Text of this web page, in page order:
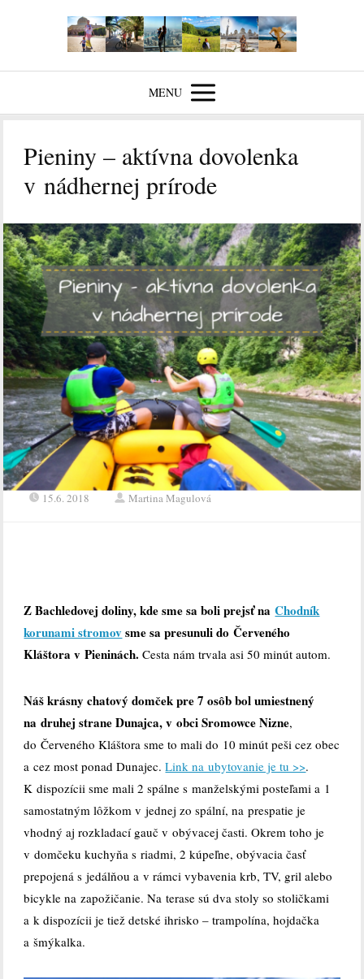
MENU
Pieniny – aktívna dovolenka
v nádhernej prírode
15.6. 2018 Martina Magulová
Z Bachledovej doliny, kde sme sa boli prejsť naChodník
korunami stromovsme sa presunuli do Červeného
Kláštora v Pieninách. Cesta nám trvala asi 50 minút autom.
Náš krásny chatový domček pre 7 osôb bol umiestnený
na druhej strane Dunajca, v obci Sromowce Nizne,
do Červeného Kláštora sme to mali do 10 minút peši cez obec
a cez most ponad Dunajec.Link na ubytovanie je tu >>.
K dispozícii sme mali 2 spálne s manželskými posteľami a 1
samostatným lôžkom v jednej zo spální, na prespatie je
vhodný aj rozkladací gauč v obývacej časti. Okrem toho je
v domčeku kuchyňa s riadmi, 2 kúpeľne, obývacia časť
prepojená s jedálňou a v rámci vybavenia krb, TV, gril alebo
bicykle na zapožičanie. Na terase sú dva stoly so stoličkami
a k dispozícii je tiež detské ihrisko – trampolína, hojdačka
a šmýkalka.